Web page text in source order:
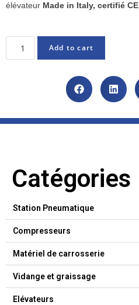
élévateur Made in Italy, certifié CE
Add to cart
Catégories
Station Pneumatique
Compresseurs
Matériel de carrosserie
Vidange et graissage
Elévateurs